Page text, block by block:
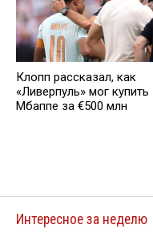
Клопп рассказал, как
«Ливерпуль» мог купить
Мбаппе за €500 млн
Интересное за неделю